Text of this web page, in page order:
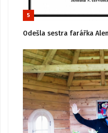
5
Odešla sestra farářka